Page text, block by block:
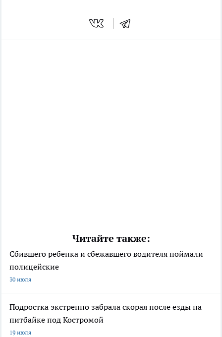
Читайте также:
Сбившего ребенка и сбежавшего водителя поймали
полицейские
30 июля
Подростка экстренно забрала скорая после езды на
питбайке под Костромой
19 июля